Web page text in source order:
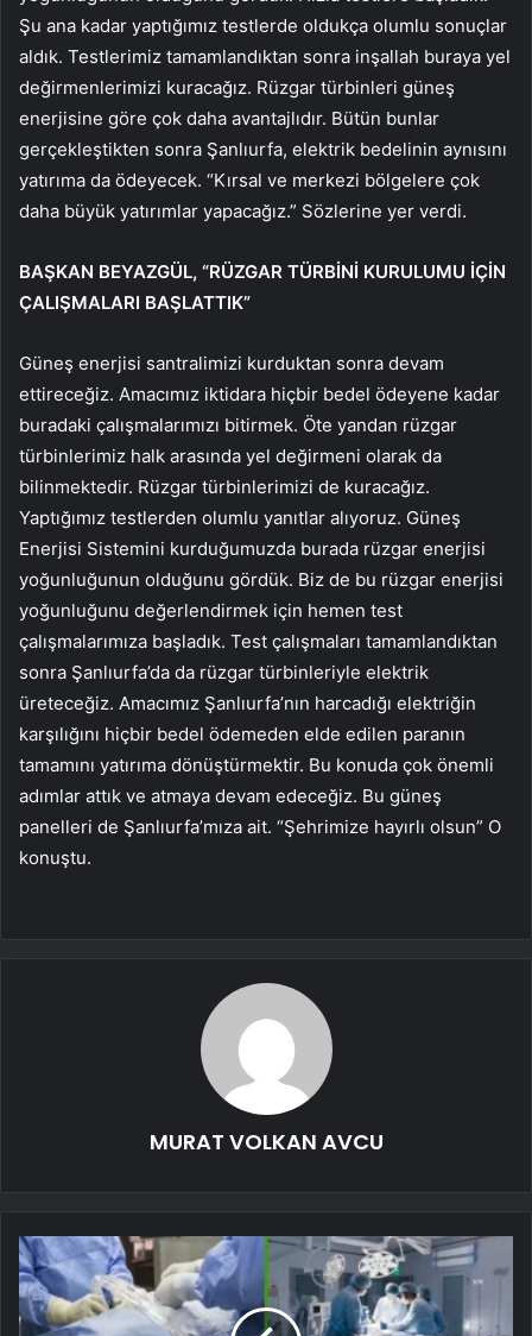
Şu ana kadar yaptığımız testlerde oldukça olumlu sonuçlar
aldık. Testlerimiz tamamlandıktan sonra inşallah buraya yel
değirmenlerimizi kuracağız. Rüzgar türbinleri güneş
enerjisine göre çok daha avantajlıdır. Bütün bunlar
gerçekleştikten sonra Şanlıurfa, elektrik bedelinin aynısını
yatırıma da ödeyecek. “Kırsal ve merkezi bölgelere çok
daha büyük yatırımlar yapacağız.” Sözlerine yer verdi.
BAŞKAN BEYAZGÜL, “RÜZGAR TÜRBİNİ KURULUMU İÇİN
ÇALIŞMALARI BAŞLATTIK”
Güneş enerjisi santralimizi kurduktan sonra devam
ettireceğiz. Amacımız iktidara hiçbir bedel ödeyene kadar
buradaki çalışmalarımızı bitirmek. Öte yandan rüzgar
türbinlerimiz halk arasında yel değirmeni olarak da
bilinmektedir. Rüzgar türbinlerimizi de kuracağız.
Yaptığımız testlerden olumlu yanıtlar alıyoruz. Güneş
Enerjisi Sistemini kurduğumuzda burada rüzgar enerjisi
yoğunluğunun olduğunu gördük. Biz de bu rüzgar enerjisi
yoğunluğunu değerlendirmek için hemen test
çalışmalarımıza başladık. Test çalışmaları tamamlandıktan
sonra Şanlıurfa’da da rüzgar türbinleriyle elektrik
üreteceğiz. Amacımız Şanlıurfa’nın harcadığı elektriğin
karşılığını hiçbir bedel ödemeden elde edilen paranın
tamamını yatırıma dönüştürmektir. Bu konuda çok önemli
adımlar attık ve atmaya devam edeceğiz. Bu güneş
panelleri de Şanlıurfa’mıza ait. “Şehrimize hayırlı olsun” O
konuştu.
MURAT VOLKAN AVCU